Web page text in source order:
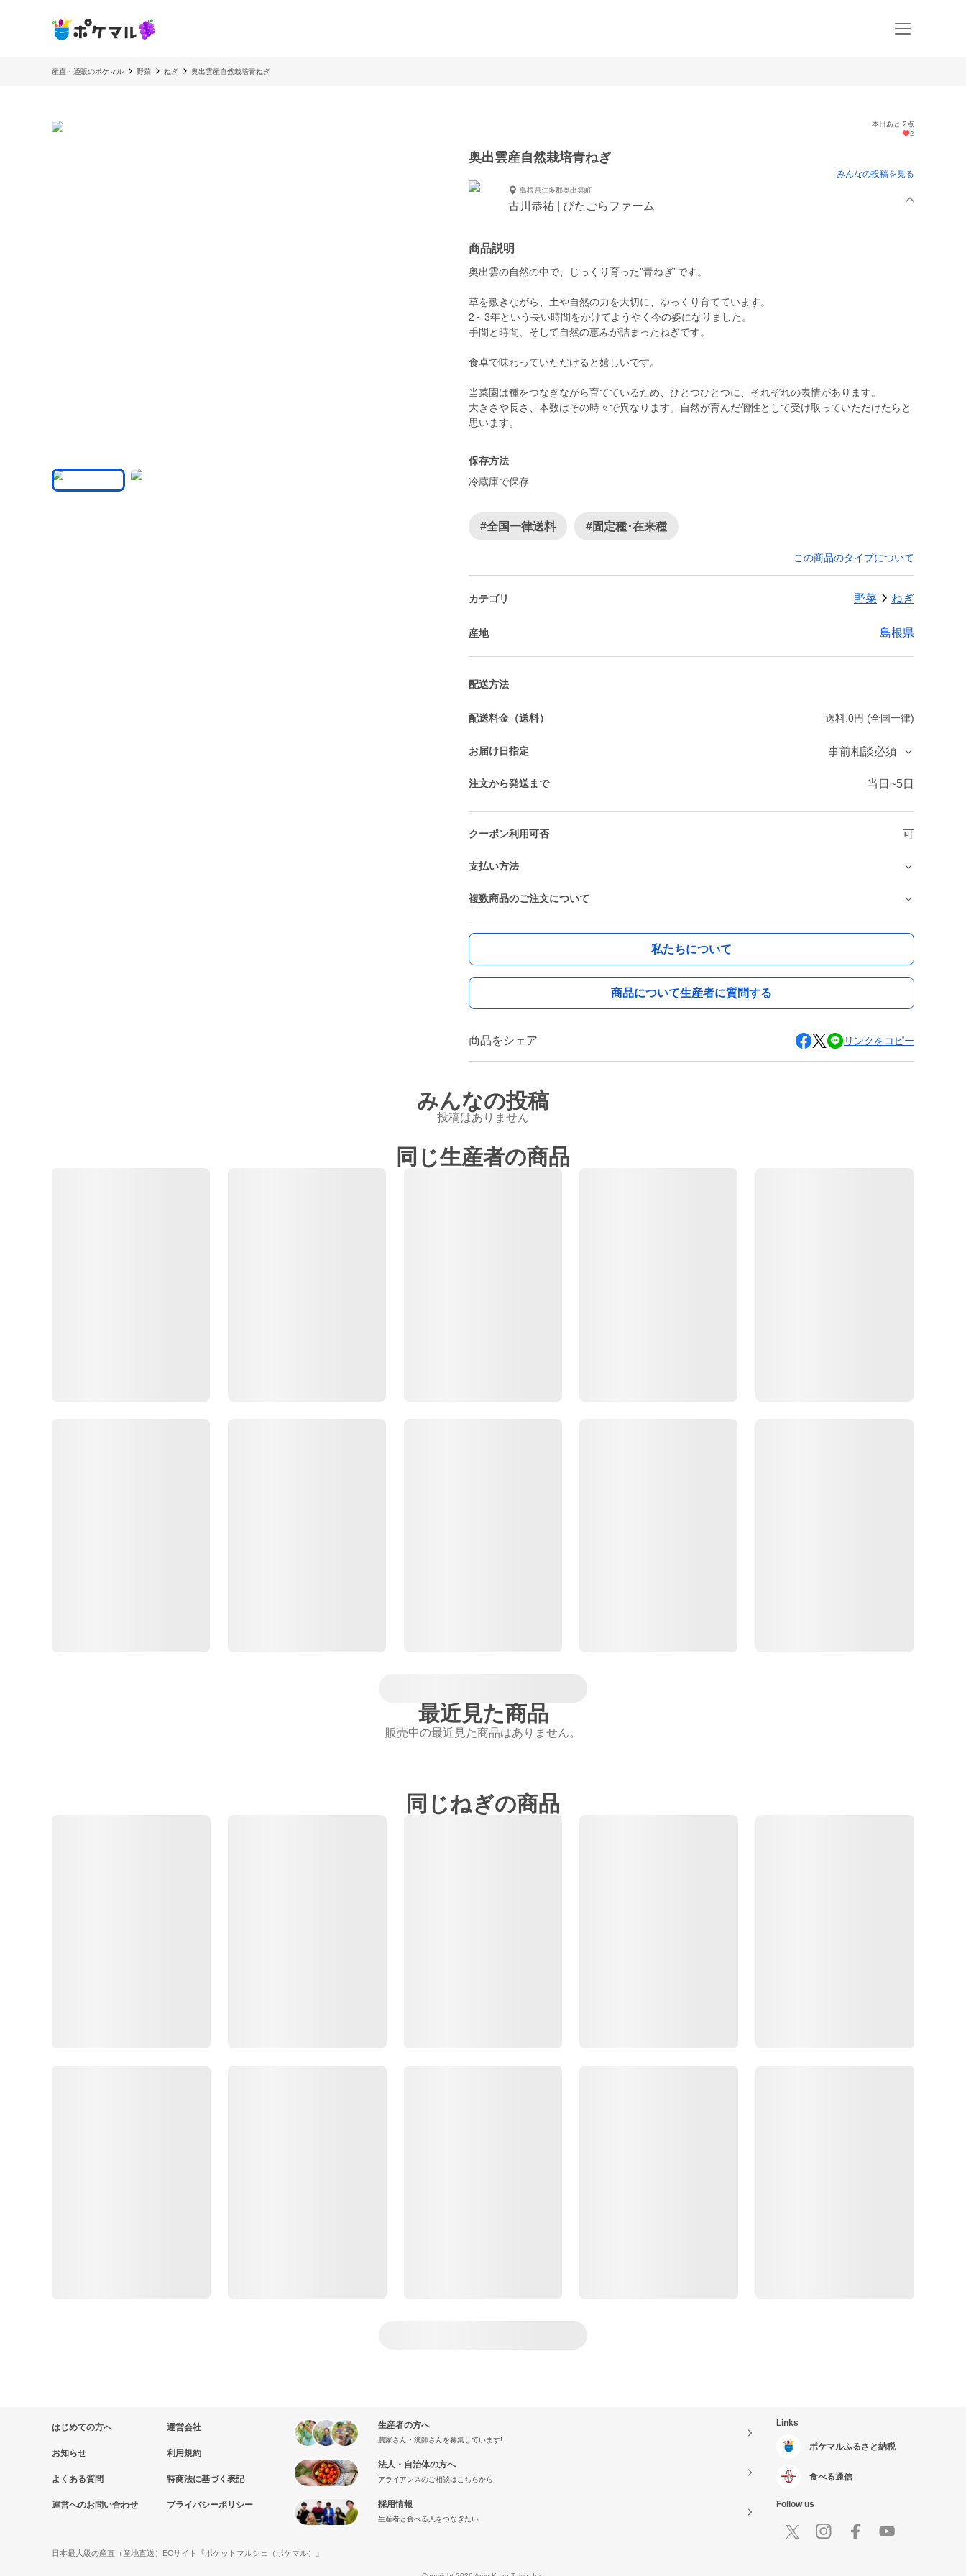
産直・通販のポケマル 野菜 ねぎ 奥出雲産自然栽培青ねぎ
本日あと 2点
2
奥出雲産自然栽培青ねぎ
みんなの投稿を見る
島根県仁多郡奥出雲町
古川恭祐 | ぴたごらファーム
商品説明
奥出雲の自然の中で、じっくり育った”青ねぎ”です。
草を敷きながら、土や自然の力を大切に、ゆっくり育てています。
2～3年という長い時間をかけてようやく今の姿になりました。
手間と時間、そして自然の恵みが詰まったねぎです。
食卓で味わっていただけると嬉しいです。
当菜園は種をつなぎながら育てているため、ひとつひとつに、それぞれの表情があります。
大きさや長さ、本数はその時々で異なります。自然が育んだ個性として受け取っていただけたらと
思います。
保存方法
冷蔵庫で保存
#全国一律送料 #固定種･在来種
この商品のタイプについて
カテゴリ 野菜 ねぎ
産地 島根県
配送方法
配送料金（送料） 送料:0円 (全国一律)
お届け日指定 事前相談必須
注文から発送まで 当日~5日
クーポン利用可否 可
支払い方法
複数商品のご注文について
私たちについて
商品について生産者に質問する
商品をシェア リンクをコピー
みんなの投稿
投稿はありません
同じ生産者の商品
最近見た商品
販売中の最近見た商品はありません。
同じねぎの商品
はじめての方へ
お知らせ
よくある質問
運営へのお問い合わせ
運営会社
利用規約
特商法に基づく表記
プライバシーポリシー
生産者の方へ
農家さん・漁師さんを募集しています!
法人・自治体の方へ
アライアンスのご相談はこちらから
採用情報
生産者と食べる人をつなぎたい
Links
ポケマルふるさと納税
食べる通信
Follow us
日本最大級の産直（産地直送）ECサイト『ポケットマルシェ（ポケマル）』